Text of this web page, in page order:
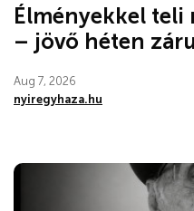
Élményekkel teli
– jövő héten
Aug 7, 2026
nyiregyhaza.hu